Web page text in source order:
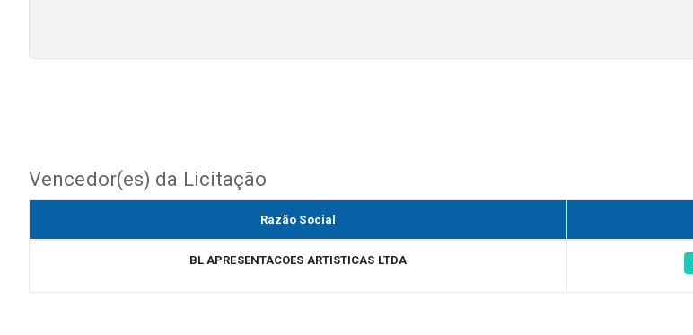
Vencedor(es) da Licitação
Razão Social
BL APRESENTACOES ARTISTICAS LTDA